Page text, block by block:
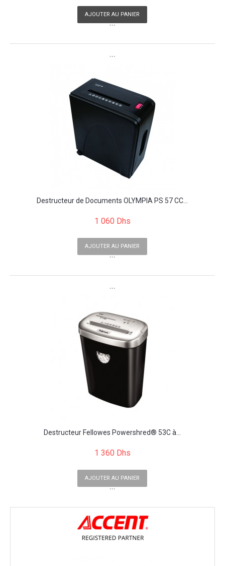
AJOUTER AU PANIER
```
```
Destructeur de Documents OLYMPIA PS 57 CC...
1 060 Dhs
AJOUTER AU PANIER
```
```
Destructeur Fellowes Powershred® 53C à...
1 360 Dhs
AJOUTER AU PANIER
```